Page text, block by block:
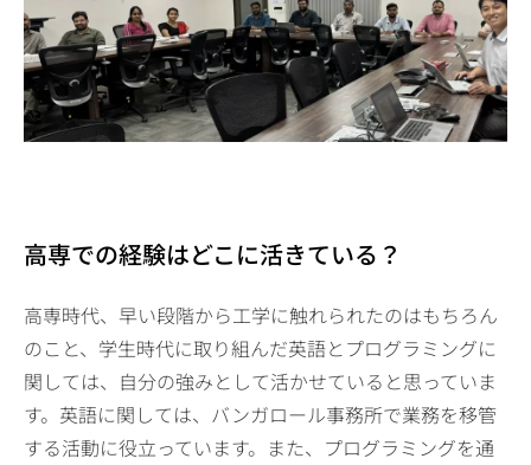
高専での経験はどこに活きている？
高専時代、早い段階から工学に触れられたのはもちろん
のこと、学生時代に取り組んだ英語とプログラミングに
関しては、自分の強みとして活かせていると思っていま
す。英語に関しては、バンガロール事務所で業務を移管
する活動に役立っています。また、プログラミングを通